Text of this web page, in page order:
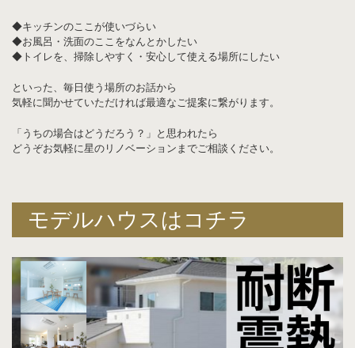
◆キッチンのここが使いづらい
◆お風呂・洗面のここをなんとかしたい
◆トイレを、掃除しやすく・安心して使える場所にしたい
といった、毎日使う場所のお話から
気軽に聞かせていただければ最適なご提案に繋がります。
「うちの場合はどうだろう？」と思われたら
どうぞお気軽に星のリノベーションまでご相談ください。
モデルハウスはコチラ